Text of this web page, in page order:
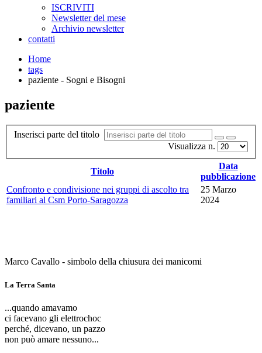
ISCRIVITI
Newsletter del mese
Archivio newsletter
contatti
Home
tags
paziente - Sogni e Bisogni
paziente
Inserisci parte del titolo
Visualizza n.
Titolo
Data
pubblicazione
Confronto e condivisione nei gruppi di ascolto tra
familiari al Csm Porto-Saragozza
25 Marzo
2024
Marco Cavallo - simbolo della chiusura dei manicomi
La Terra Santa
...quando amavamo
ci facevano gli elettrochoc
perché, dicevano, un pazzo
non può amare nessuno...